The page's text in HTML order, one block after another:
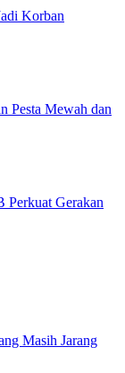
Korban
Pesta Mewah dan
Perkuat Gerakan
Masih Jarang